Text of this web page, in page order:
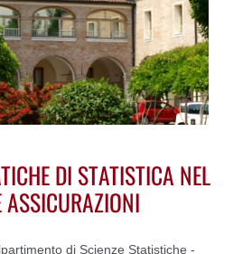
DI STATISTICA NEL
ASSICURAZIONI
di Scienze Statistiche -